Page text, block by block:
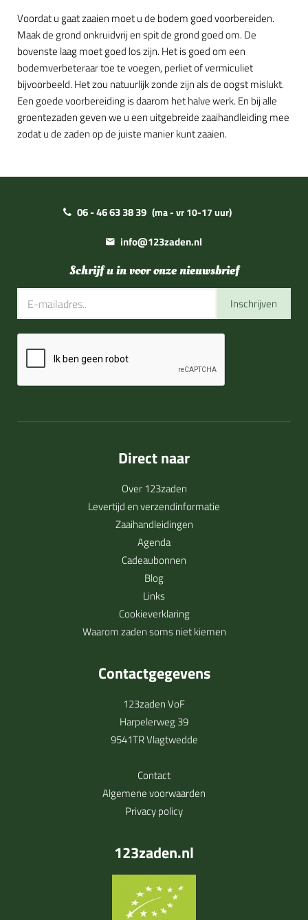
Voordat u gaat zaaien moet u de bodem goed voorbereiden.
Maak de grond onkruidvrij en spit de grond goed om. De
bovenste laag moet goed los zijn. Het is goed om een
bodemverbeteraar toe te voegen, perliet of vermiculiet
bijvoorbeeld. Het zou natuurlijk zonde zijn als de oogst mislukt.
Een goede voorbereiding is daarom het halve werk. En bij alle
groentezaden geven we u een uitgebreide zaaihandleiding mee
zodat u de zaden op de juiste manier kunt zaaien.
06 - 46 63 38 39 (ma - vr 10-17 uur)
info@123zaden.nl
Schrijf u in voor onze nieuwsbrief
Inschrijven
Direct naar
Over 123zaden
Levertijd en verzendinformatie
Zaaihandleidingen
Agenda
Cadeaubonnen
Blog
Links
Cookieverklaring
Waarom zaden soms niet kiemen
Contactgegevens
123zaden VoF
Harpelerweg 39
9541TR Vlagtwedde
Contact
Algemene voorwaarden
Privacy policy
123zaden.nl